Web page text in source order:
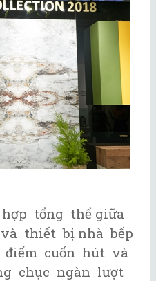
tổng thể giữa
và thiết bị nhà bếp
điểm cuốn hút và
chục ngàn lượt